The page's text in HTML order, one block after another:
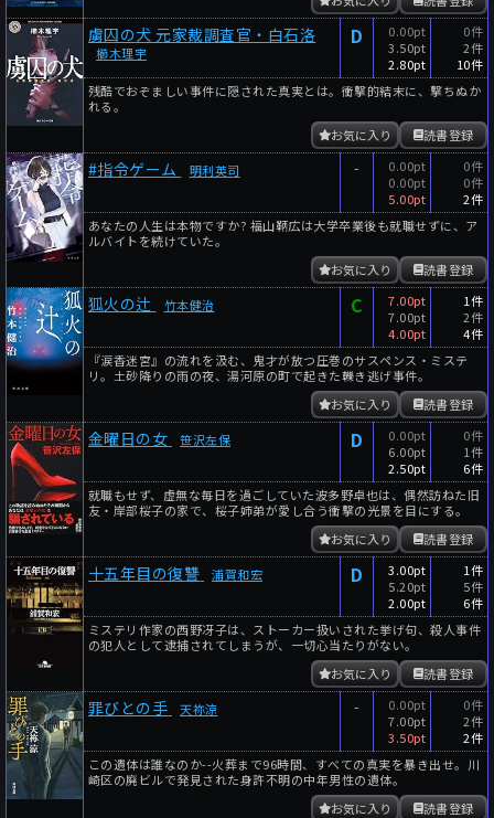
虜囚の犬 元家裁調査官・白石洛
櫛木理宇
D
0.00pt
3.50pt
2.80pt
0件
2件
10件
残酷でおぞましい事件に隠された真実とは。衝撃的結末に、撃ちぬか
れる。
読書登録
お気に入り
#指令ゲーム 明利英司 -
0.00pt
0.00pt
5.00pt
0件
0件
2件
あなたの人生は本物ですか? 福山鞆広は大学卒業後も就職せずに、ア
ルバイトを続けていた。
読書登録
お気に入り
狐火の辻 竹本健治 C
7.00pt
7.00pt
4.00pt
1件
2件
4件
『涙香迷宮』の流れを汲む、鬼才が放つ圧巻のサスペンス・ミステ
リ。土砂降りの雨の夜、湯河原の町で起きた轢き逃げ事件。
読書登録
お気に入り
金曜日の女 笹沢左保 D
0.00pt
6.00pt
2.50pt
0件
1件
6件
就職もせず、虚無な毎日を過ごしていた波多野卓也は、偶然訪ねた旧
友・岸部桜子の家で、桜子姉弟が愛し合う衝撃の光景を目にする。
読書登録
お気に入り
十五年目の復讐 浦賀和宏 D
3.00pt
5.20pt
2.00pt
1件
5件
6件
ミステリ作家の西野冴子は、ストーカー扱いされた挙げ句、殺人事件
の犯人として逮捕されてしまうが、一切心当たりがない。
読書登録
お気に入り
罪びとの手 天祢涼 -
0.00pt
7.00pt
3.50pt
0件
2件
2件
この遺体は誰なのか--火葬まで96時間、すべての真実を暴き出せ。川
崎区の廃ビルで発見された身許不明の中年男性の遺体。
読書登録
お気に入り